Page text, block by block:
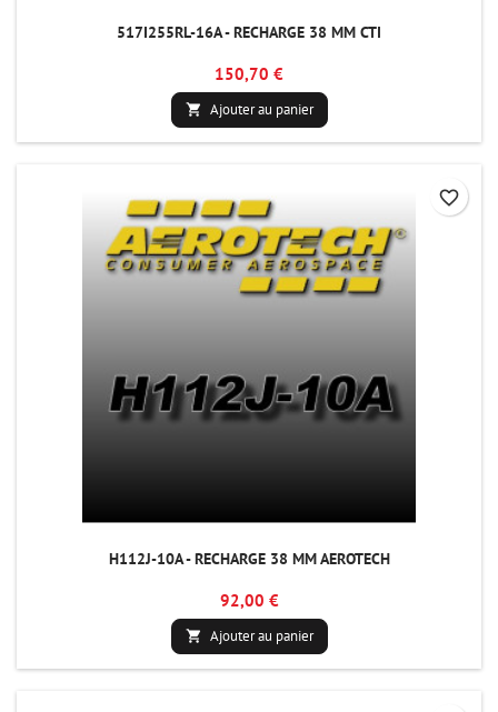
517I255RL-16A - RECHARGE 38 MM CTI
150,70 €
 Ajouter au panier
H112J-10A - RECHARGE 38 MM AEROTECH
92,00 €
 Ajouter au panier
favorite_border